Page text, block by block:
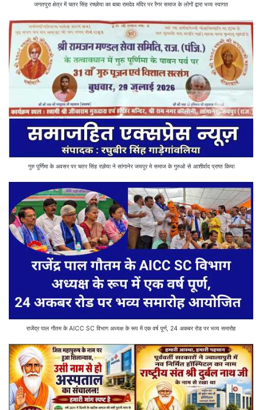
जगतपुरा क्षेत्र में चतर सिंह रच्छोया का बाबा रामदेव मंदिर पर रैगर समाज के लोगों द्वारा भव्य स्वागत
गुरु पूर्णिमा के अवसर पर चतर सिंह रछोया ने सांगानेर जयपुर मे समाज के गुरुओ से आशीर्वाद प्राप्त किया
राजेंद्र पाल गौतम के AICC SC विभाग अध्यक्ष के रूप में एक वर्ष पूर्ण, 24 अकबर रोड पर भव्य समारोह